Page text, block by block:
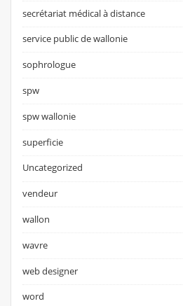
secrétariat médical à distance
service public de wallonie
sophrologue
spw
spw wallonie
superficie
Uncategorized
vendeur
wallon
wavre
web designer
word